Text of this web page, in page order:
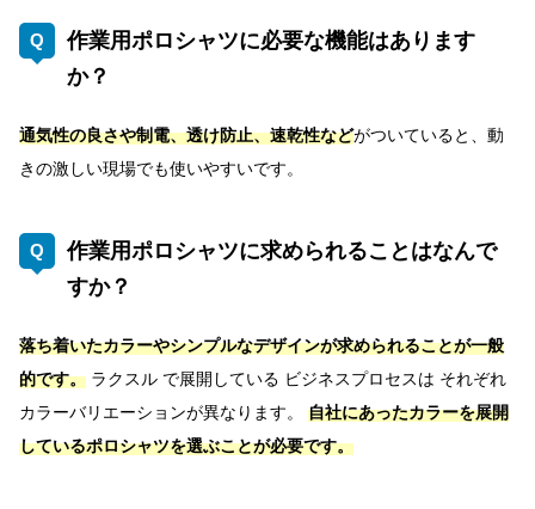
作業用ポロシャツに必要な機能はあります
か？
通気性の良さや制電、透け防止、速乾性などがついていると、動
きの激しい現場でも使いやすいです。
作業用ポロシャツに求められることはなんで
すか？
落ち着いたカラーやシンプルなデザインが求められることが一般
的です。 ラクスル で展開している ビジネスプロセスは それぞれ
カラーバリエーションが異なります。 自社にあったカラーを展開
しているポロシャツを選ぶことが必要です。